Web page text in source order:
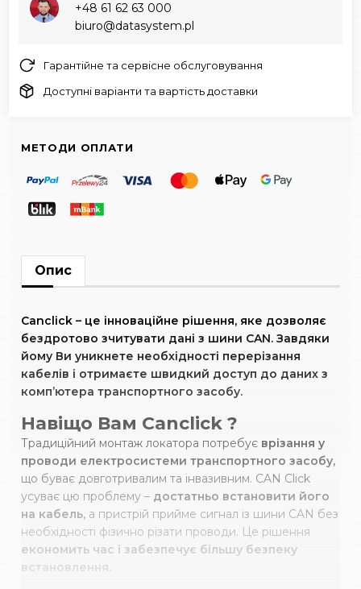
+48 61 62 63 000‬
biuro@datasystem.pl
Гарантійне та сервісне обслуговування
Доступні варіанти та вартість доставки
МЕТОДИ ОПЛАТИ
Опис
Canclick – це інноваційне рішення, яке дозволяє
бездротово зчитувати дані з шини CAN. Завдяки
йому Ви уникнете необхідності перерізання
кабелів і отримаєте швидкий доступ до даних з
комп’ютера транспортного засобу.
Навіщо Вам Canclick ?
Традиційний монтаж локатора потребує врізання у
проводи електросистеми транспортного засобу,
що буває довготривалим та інвазивним. CAN Click
усуває цю проблему – достатньо встановити його
на кабель, а пристрій прийме сигнал із шини CAN без
необхідності фізично різати проводи. Це рішення
економить час і забезпечує більшу безпеку
встановлення.